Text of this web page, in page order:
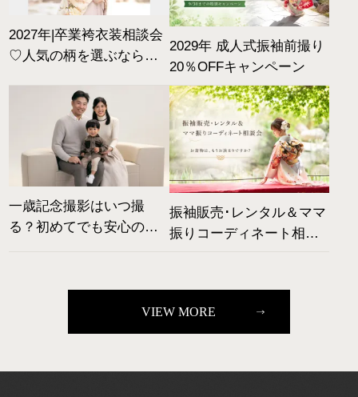
2027年|卒業袴衣装相談会
♡人気の柄を選ぶなら夏
2029年 成人式振袖前撮り
20％OFFキャンペーン
一歳記念撮影はいつ撮
る？初めてでも安心の撮
振袖販売･レンタル＆ママ
振りコーディネート相談
VIEW MORE